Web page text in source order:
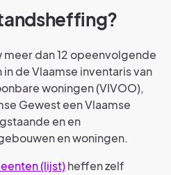
dan 12 opeenvolgende
de Vlaamse inventaris van
woningen (VIVOO),
Gewest een Vlaamse
en en
en woningen.
(lijst)heffen zelf